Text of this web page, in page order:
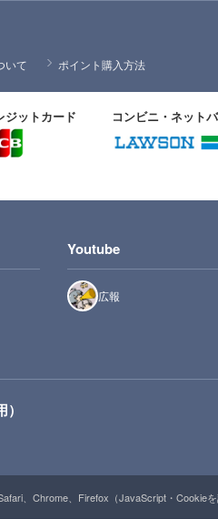
いて ポイント購入方法
ジットカード コンビニ・ネット
Youtube
広報
、Chrome、Firefox（JavaScript・Cookie